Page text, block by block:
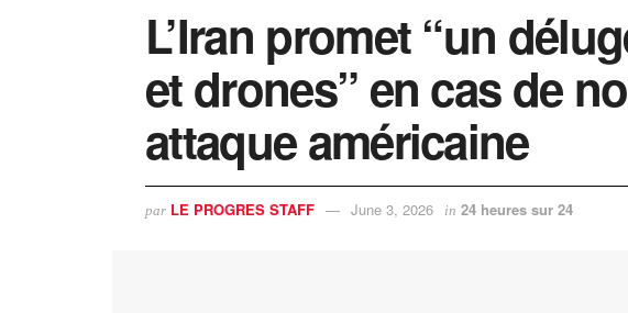
L’Iran promet “un
et drones” en cas de
attaque américaine
par LE PROGRES STAFF June 3, 2026 in 24 heures sur 24